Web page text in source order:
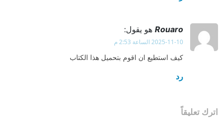
Rouaro هو يقول:
2025-11-10 الساعة 2:53 م
كيف استطيع ان اقوم بتحميل هذا الكتاب
رد
اترك تعليقاً